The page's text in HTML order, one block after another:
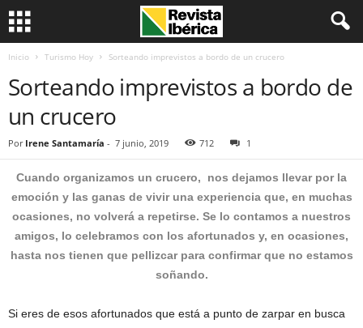
Inicio Turismo Hoy Sorteando imprevistos a bordo de un crucero
Sorteando imprevistos a bordo de
un crucero
Por Irene Santamaría - 7 junio, 2019 712 1
Cuando organizamos un crucero, nos dejamos llevar por la
emoción y las ganas de vivir una experiencia que, en muchas
ocasiones, no volverá a repetirse. Se lo contamos a nuestros
amigos, lo celebramos con los afortunados y, en ocasiones,
hasta nos tienen que pellizcar para confirmar que no estamos
soñando.
Si eres de esos afortunados que está a punto de zarpar en busca